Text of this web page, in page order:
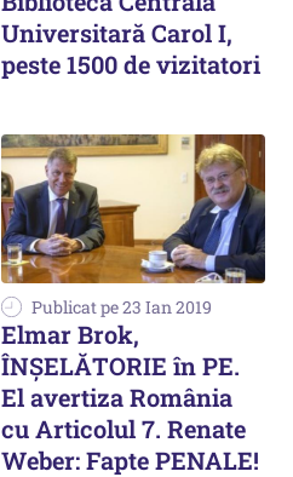
Universitară Carol I,
peste 1500 de vizitatori
Publicat pe 23 Ian 2019
Elmar Brok,
ÎNȘELĂTORIE în PE.
El avertiza România
cu Articolul 7. Renate
Weber: Fapte PENALE!